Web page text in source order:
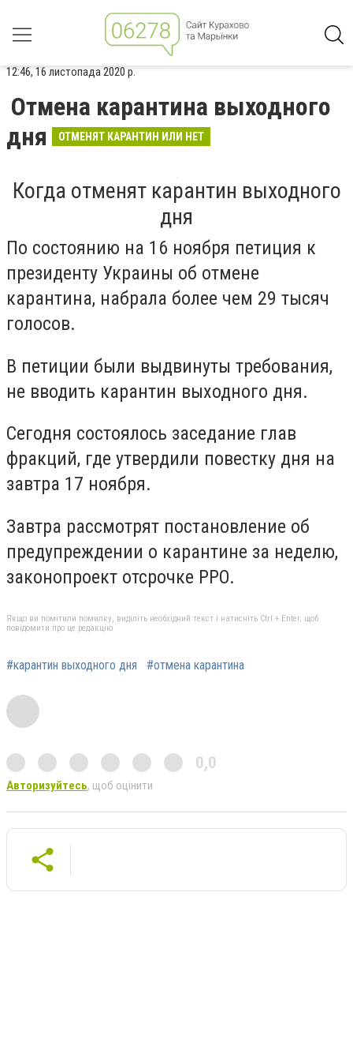
12:46, 16 листопада 2020 р.
Отмена карантина выходного
дня
ОТМЕНЯТ КАРАНТИН ИЛИ НЕТ
Когда отменят карантин выходного
дня
По состоянию на 16 ноября петиция к
президенту Украины об отмене
карантина, набрала более чем 29 тысяч
голосов.
В петиции были выдвинуты требования,
не вводить карантин выходного дня.
Сегодня состоялось заседание глав
фракций, где утвердили повестку дня на
завтра 17 ноября.
Завтра рассмотрят постановление об
предупреждении о карантине за неделю,
законопроект отсрочке PPO.
Якщо ви помітили помилку, виділіть необхідний текст і натисніть Ctrl + Enter, щоб
повідомити про це редакцію
#карантин выходного дня #отмена карантина
0,0
Авторизуйтесь, щоб оцінити